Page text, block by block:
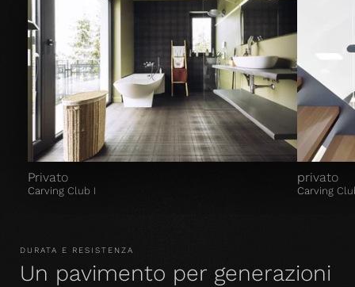
Privato
Carving Club I
privato
Carving
DURATA E RESISTENZA
Un pavimento per generazioni